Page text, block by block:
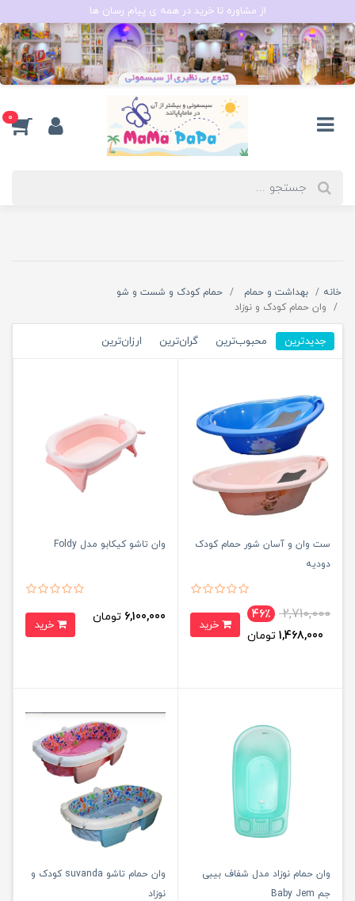
از مشاوره تا خرید در همه ی پیام رسان ها
0
خانه بهداشت و حمام
حمام کودک و شست و شو
وان حمام کودک و نوزاد
جدیدترین محبوب‌ترین گران‌ترین ارزان‌ترین
ست وان و آسان شور حمام کودک
دودیه
2,710,000
46٪
1,468,000 تومان
وان تاشو کیکابو مدل Foldy
6,100,000 تومان
وان حمام نوزاد مدل شفاف بیبی
جم Baby Jem
وان حمام تاشو suvanda کودک و
نوزاد